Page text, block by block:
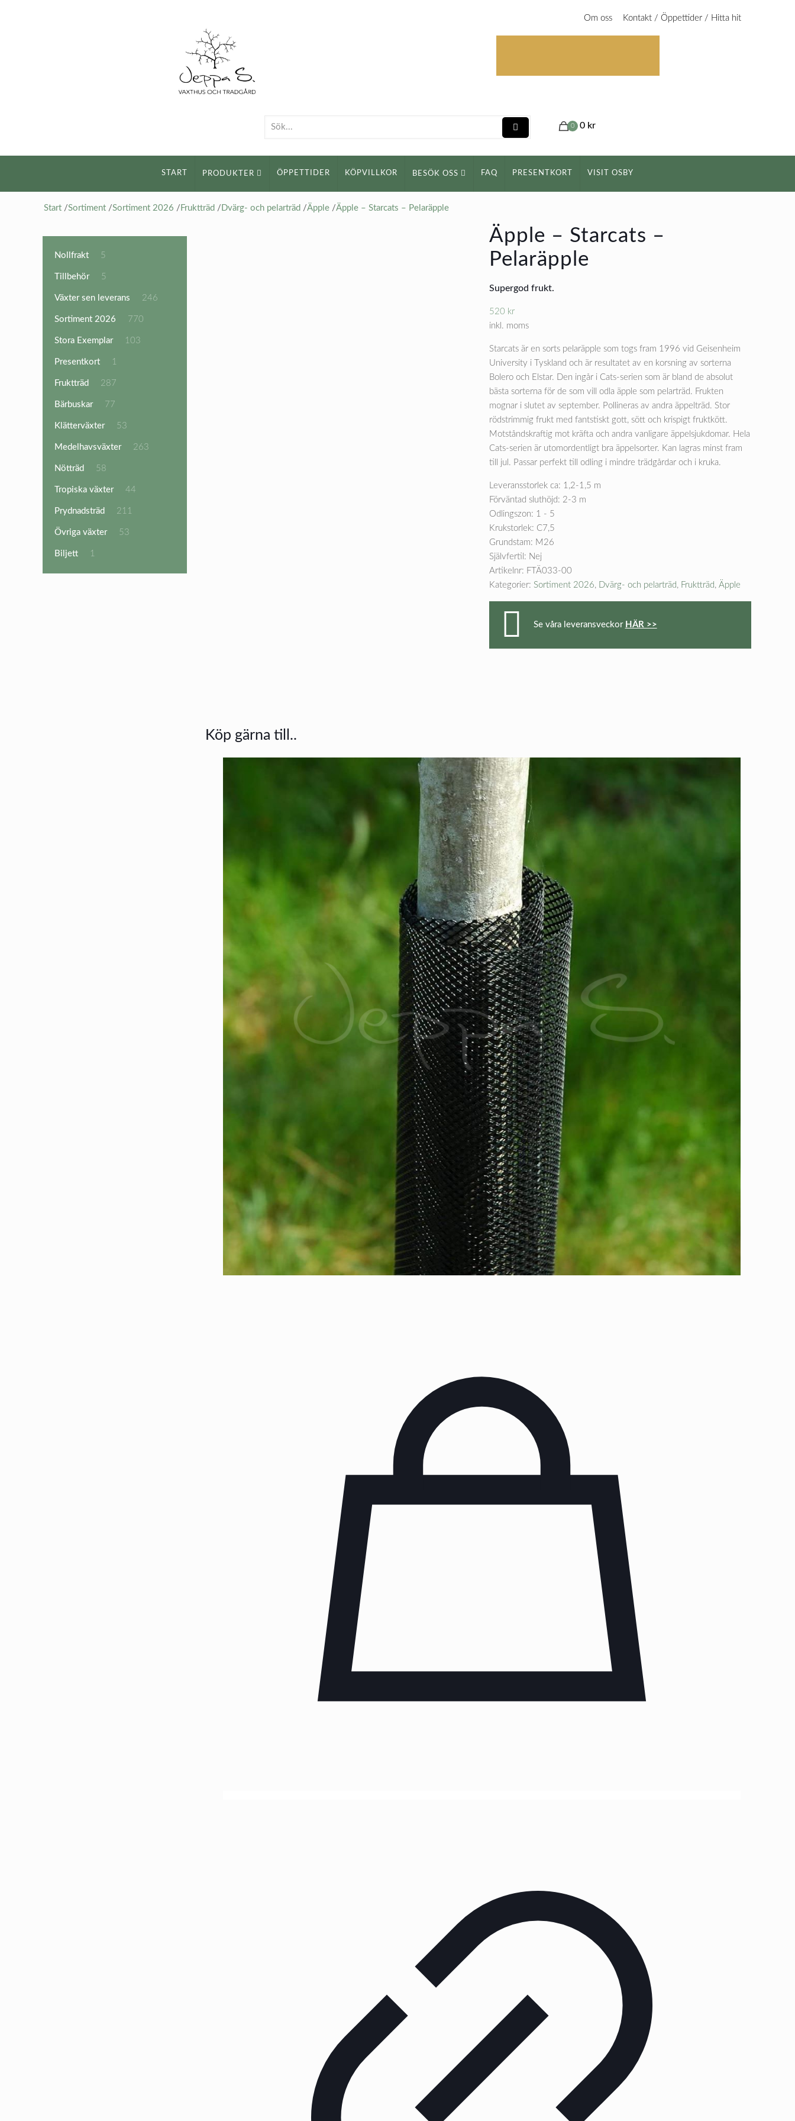
0 0 kr
START PRODUKTER ÖPPETTIDER KÖPVILLKOR BESÖK OSS FAQ PRESENTKORT VISIT OSBY
Om oss Kontakt / Öppettider / Hitta hit
Start /Sortiment /Sortiment 2026 / Fruktträd / Dvärg- och pelarträd /Äpple /Äpple – Starcats – Pelaräpple
Äpple – Starcats –
Pelaräpple
Supergod frukt.
520 kr
inkl. moms
Starcats är en sorts pelaräpple som togs fram 1996 vid Geisenheim
University i Tyskland och är resultatet av en korsning av sorterna
Bolero och Elstar. Den ingår i Cats-serien som är bland de absolut
bästa sorterna för de som vill odla äpple som pelarträd. Frukten
mognar i slutet av september. Pollineras av andra äppelträd. Stor
rödstrimmig frukt med fantstiskt gott, sött och krispigt fruktkött.
Motståndskraftig mot kräfta och andra vanligare äppelsjukdomar. Hela
Cats-serien är utomordentligt bra äppelsorter. Kan lagras minst fram
till jul. Passar perfekt till odling i mindre trädgårdar och i kruka.
Leveransstorlek ca: 1,2-1,5 m
Förväntad sluthöjd: 2-3 m
Odlingszon: 1 - 5
Krukstorlek: C7,5
Grundstam: M26
Självfertil: Nej
Artikelnr: FTÄ033-00
Kategorier: Sortiment 2026, Dvärg- och pelarträd, Fruktträd, Äpple
Se våra leveransveckor HÄR >>
Köp gärna till..
Nollfrakt 5
Tillbehör
5
Växter sen leverans
246
Sortiment 2026
770
Stora Exemplar
103
Presentkort
1
Fruktträd
287
Bärbuskar
77
Klätterväxter
53
Medelhavsväxter
263
Nötträd
58
Tropiska växter
44
Prydnadsträd
211
Övriga växter
53
Biljett
1